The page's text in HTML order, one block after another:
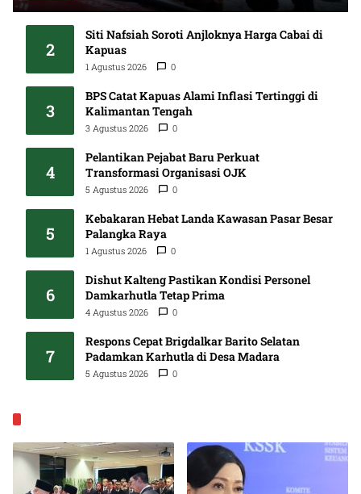
2
Siti Nafsiah Soroti Anjloknya Harga Cabai di
Kapuas
1 Agustus 2026 0
3
BPS Catat Kapuas Alami Inflasi Tertinggi di
Kalimantan Tengah
3 Agustus 2026 0
4
Pelantikan Pejabat Baru Perkuat
Transformasi Organisasi OJK
5 Agustus 2026 0
5
Kebakaran Hebat Landa Kawasan Pasar Besar
Palangka Raya
1 Agustus 2026 0
6
Dishut Kalteng Pastikan Kondisi Personel
Damkarhutla Tetap Prima
4 Agustus 2026 0
7
Respons Cepat Brigdalkar Barito Selatan
Padamkan Karhutla di Desa Madara
5 Agustus 2026 0